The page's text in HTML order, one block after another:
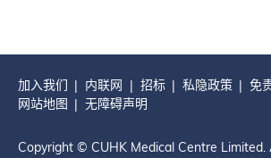
加入我们 内联网 招标 私隐政策
免
网站地图
无障碍声明
Copyright © CUHK Medical Centre Limited.